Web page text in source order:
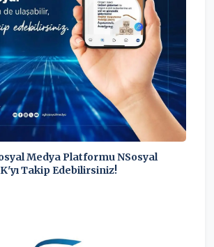
Medya Platformu NSosyal
Takip Edebilirsiniz!